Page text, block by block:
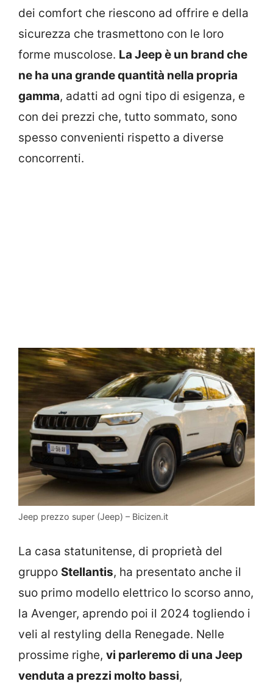
dei comfort che riescono ad offrire e della
sicurezza che trasmettono con le loro
forme muscolose. La Jeep è un brand che
ne ha una grande quantità nella propria
gamma, adatti ad ogni tipo di esigenza, e
con dei prezzi che, tutto sommato, sono
spesso convenienti rispetto a diverse
concorrenti.
Jeep prezzo super (Jeep) – Bicizen.it
La casa statunitense, di proprietà del
gruppo Stellantis, ha presentato anche il
suo primo modello elettrico lo scorso anno,
la Avenger, aprendo poi il 2024 togliendo i
veli al restyling della Renegade. Nelle
prossime righe, vi parleremo di una Jeep
venduta a prezzi molto bassi,